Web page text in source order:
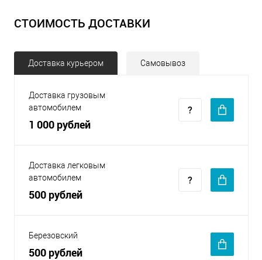
СТОИМОСТЬ ДОСТАВКИ
Доставка курьером Самовывоз
Доставка грузовым
автомобилем
1 000 рублей
Доставка легковым
автомобилем
500 рублей
Березовский
500 рублей